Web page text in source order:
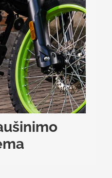
SISTEMA
garantuoja stabilų
net ilgai važiuojant
esant karštam orui
variklio tarnavimo
galią be perkaitimo